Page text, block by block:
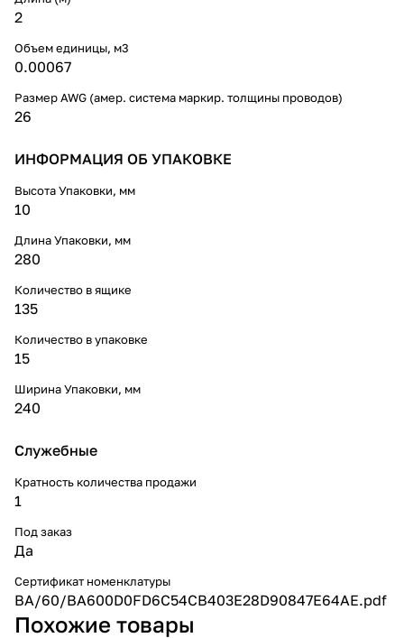
2
Объем единицы, м3
0.00067
Размер AWG (амер. система маркир. толщины проводов)
26
ИНФОРМАЦИЯ ОБ УПАКОВКЕ
Высота Упаковки, мм
10
Длина Упаковки, мм
280
Количество в ящике
135
Количество в упаковке
15
Ширина Упаковки, мм
240
Служебные
Кратность количества продажи
1
Под заказ
Да
Сертификат номенклатуры
BA/60/BA600D0FD6C54CB403E28D90847E64AE.pdf
Похожие товары